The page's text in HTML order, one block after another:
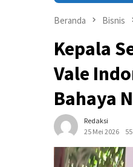
Beranda Bisnis
Kepala
Vale
Bahaya
Redaksi
25 Mei 2026